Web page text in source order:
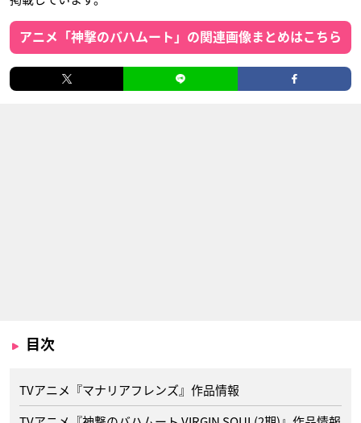
アニメ「神撃のバハムート」の関連画像まとめはこちら
目次
TVアニメ『マナリアフレンズ』作品情報